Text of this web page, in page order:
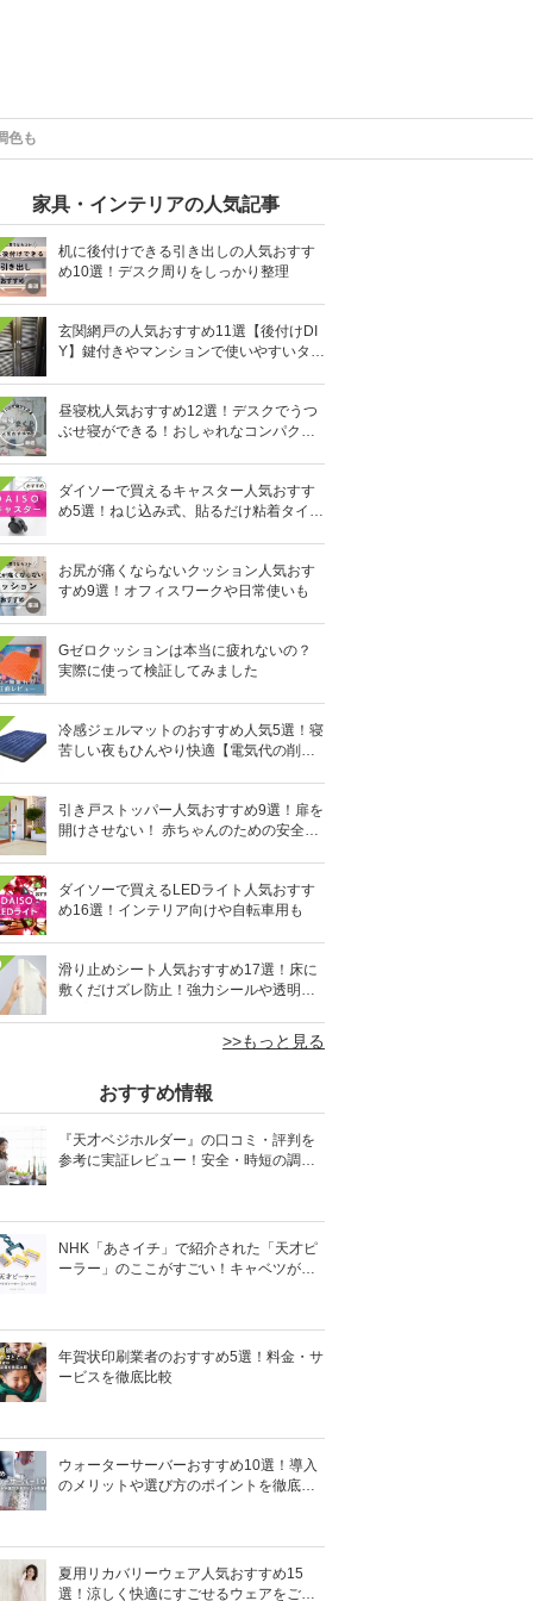
色も
家具・インテリアの人気記事
机に後付けできる引き出しの人気おすす
め10選！デスク周りをしっかり整理
玄関網戸の人気おすすめ11選【後付けDI
Y】鍵付きやマンションで使いやすいタイ
昼寝枕人気おすすめ12選！デスクでうつ
ぶせ寝ができる！おしゃれなコンパクト
ダイソーで買えるキャスター人気おすす
め5選！ねじ込み式、貼るだけ粘着タイプ
お尻が痛くならないクッション人気おす
すめ9選！オフィスワークや日常使いも
Gゼロクッションは本当に疲れないの？
実際に使って検証してみました
冷感ジェルマットのおすすめ人気5選！寝
苦しい夜もひんやり快適【電気代の削減
引き戸ストッパー人気おすすめ9選！扉を
開けさせない！ 赤ちゃんのための安全グ
ダイソーで買えるLEDライト人気おすす
め16選！インテリア向けや自転車用も
滑り止めシート人気おすすめ17選！床に
敷くだけズレ防止！強力シールや透明タ
>>もっと見る
おすすめ情報
『天才ベジホルダー』の口コミ・評判を
参考に実証レビュー！安全・時短の調理
NHK「あさイチ」で紹介された「天才ピ
ーラー」のここがすごい！キャベツがほ
年賀状印刷業者のおすすめ5選！料金・サ
ービスを徹底比較
ウォーターサーバーおすすめ10選！導入
のメリットや選び方のポイントを徹底解
夏用リカバリーウェア人気おすすめ15
選！涼しく快適にすごせるウェアをご紹